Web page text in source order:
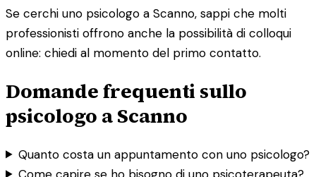
Se cerchi uno psicologo a Scanno, sappi che molti
professionisti offrono anche la possibilità di colloqui
online: chiedi al momento del primo contatto.
Domande frequenti sullo
psicologo a Scanno
Quanto costa un appuntamento con uno psicologo?
Come capire se ho bisogno di uno psicoterapeuta?